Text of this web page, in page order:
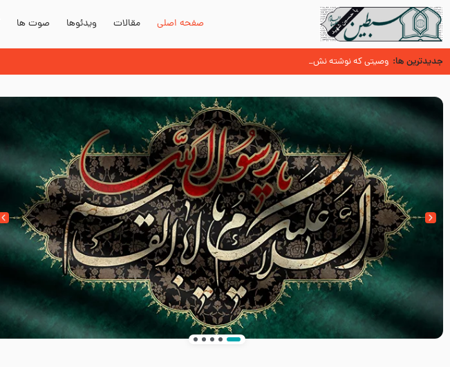
صفحه اصلی مقالات ویدئوها صوت ها
جدیدترین ها: وصیتی که نوشته نشد (حدیث قرطاس)
حدیث قرطاس (منابع شیعه)
‌‌‌‌‌‌‌داستان ترور نافرجام رسول خدا صلی الله علیه و آله – شهادت پیامبر اکرم صلی الله علیه و آله